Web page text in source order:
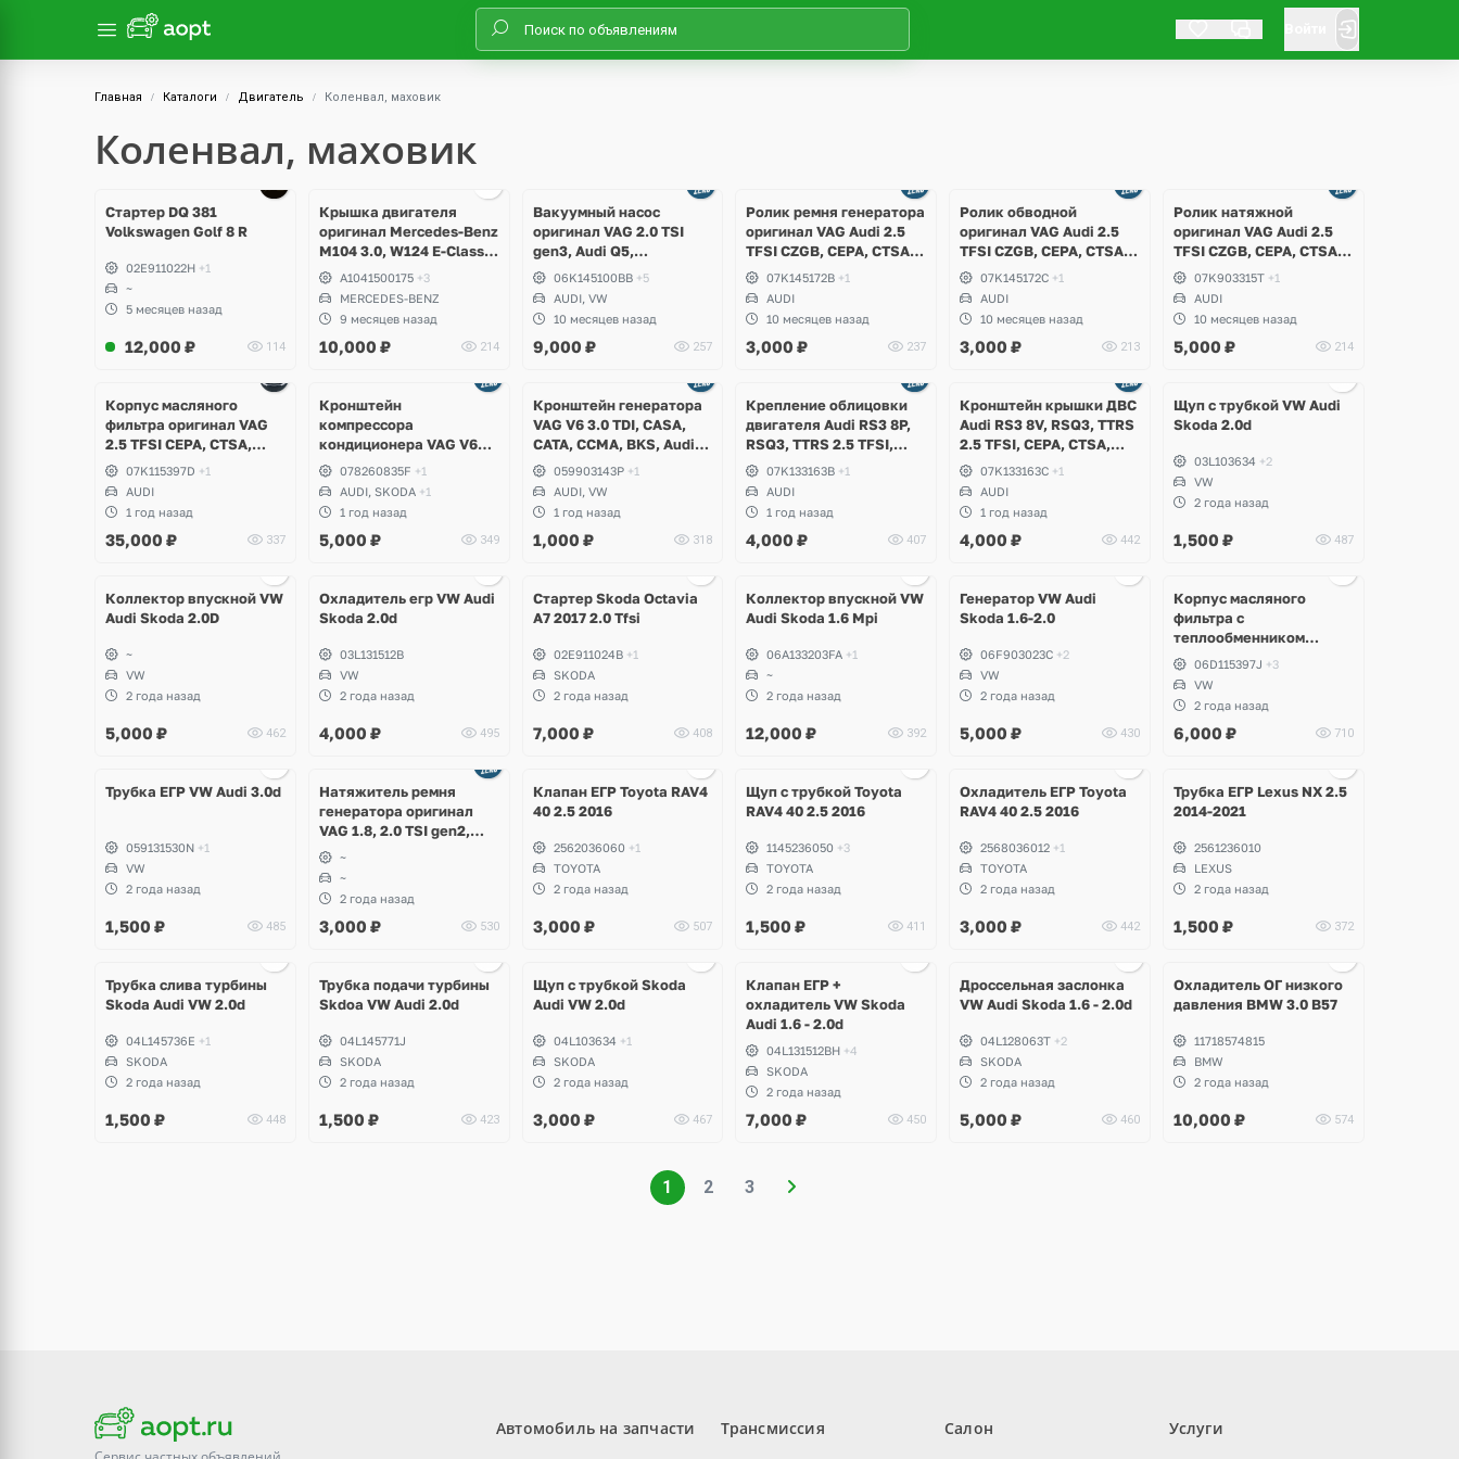
Главная Каталоги Двигатель Коленвал, маховик
Коленвал, маховик
Стартер DQ 381
Volkswagen Golf 8 R
02E911022H +1
~
5 месяцев назад
12,000 ₽ 114
Крышка двигателя
оригинал Mercedes-Benz
M104 3.0, W124 E-Class,
W129 SL
A1041500175 +3
MERCEDES-BENZ
9 месяцев назад
10,000 ₽ 214
Вакуумный насос
оригинал VAG 2.0 TSI
gen3, Audi Q5,
Volkswagen Tiguan
Allspace, Passat B8,
Jetta, Golf 7, Beetle
06K145100BB +5
AUDI, VW
10 месяцев назад
9,000 ₽ 257
Ролик ремня генератора
оригинал VAG Audi 2.5
TFSI CZGB, CEPA, CTSA,
CZGA, RS3 8P, 8V, RSQ3
8U, TTRS 8J
07K145172B +1
AUDI
10 месяцев назад
3,000 ₽ 237
Ролик обводной
оригинал VAG Audi 2.5
TFSI CZGB, CEPA, CTSA,
CZGA, RS3 8P, 8V, RSQ3
8U, TTRS 8J
07K145172C +1
AUDI
10 месяцев назад
3,000 ₽ 213
Ролик натяжной
оригинал VAG Audi 2.5
TFSI CZGB, CEPA, CTSA,
CZGA, RS3 8P, 8V, RSQ3
8U, TTRS 8J
07K903315T +1
AUDI
10 месяцев назад
5,000 ₽ 214
Корпус масляного
фильтра оригинал VAG
2.5 TFSI CEPA, CTSA,
CZGB, CZGA, CEPB, RS3,
RSQ3, TTRS
07K115397D +1
AUDI
1 год назад
35,000 ₽ 337
Кронштейн
компрессора
кондиционера VAG V6
2.7, 2.8, Audi A4, S4, RS4
B5, Volkswagen Passat
B5+, Skoda Superb
078260835F +1
AUDI, SKODA +1
1 год назад
5,000 ₽ 349
Кронштейн генератора
VAG V6 3.0 TDI, CASA,
CATA, CCMA, BKS, Audi
Q7, Volkswagen Touareg
GP, NF
059903143P +1
AUDI, VW
1 год назад
1,000 ₽ 318
Крепление облицовки
двигателя Audi RS3 8P,
RSQ3, TTRS 2.5 TFSI,
CEPA, CTSA, CZGA, CEPB
07K133163B +1
AUDI
1 год назад
4,000 ₽ 407
Кронштейн крышки ДВС
Audi RS3 8V, RSQ3, TTRS
2.5 TFSI, CEPA, CTSA,
CZGB, CEPB, CZGA
07K133163C +1
AUDI
1 год назад
4,000 ₽ 442
Щуп с трубкой VW Audi
Skoda 2.0d
03L103634 +2
VW
2 года назад
1,500 ₽ 487
Коллектор впускной VW
Audi Skoda 2.0D
~
VW
2 года назад
5,000 ₽ 462
Охладитель егр VW Audi
Skoda 2.0d
03L131512B
VW
2 года назад
4,000 ₽ 495
Стартер Skoda Octavia
A7 2017 2.0 Tfsi
02E911024B +1
SKODA
2 года назад
7,000 ₽ 408
Коллектор впускной VW
Audi Skoda 1.6 Mpi
06A133203FA +1
~
2 года назад
12,000 ₽ 392
Генератор VW Audi
Skoda 1.6-2.0
06F903023C +2
VW
2 года назад
5,000 ₽ 430
Корпус масляного
фильтра с
теплообменником
оригинал VAG 2.0 FSI
BVY
06D115397J +3
VW
2 года назад
6,000 ₽ 710
Трубка ЕГР VW Audi 3.0d
059131530N +1
VW
2 года назад
1,500 ₽ 485
Натяжитель ремня
генератора оригинал
VAG 1.8, 2.0 TSI gen2,
BZB, CDA, CAW, CCZ
~
~
2 года назад
3,000 ₽ 530
Клапан ЕГР Toyota RAV4
40 2.5 2016
2562036060 +1
TOYOTA
2 года назад
3,000 ₽ 507
Щуп с трубкой Toyota
RAV4 40 2.5 2016
1145236050 +3
TOYOTA
2 года назад
1,500 ₽ 411
Охладитель ЕГР Toyota
RAV4 40 2.5 2016
2568036012 +1
TOYOTA
2 года назад
3,000 ₽ 442
Трубка ЕГР Lexus NX 2.5
2014-2021
2561236010
LEXUS
2 года назад
1,500 ₽ 372
Трубка слива турбины
Skoda Audi VW 2.0d
04L145736E +1
SKODA
2 года назад
1,500 ₽ 448
Трубка подачи турбины
Skdoa VW Audi 2.0d
04L145771J
SKODA
2 года назад
1,500 ₽ 423
Щуп с трубкой Skoda
Audi VW 2.0d
04L103634 +1
SKODA
2 года назад
3,000 ₽ 467
Клапан ЕГР +
охладитель VW Skoda
Audi 1.6 - 2.0d
04L131512BH +4
SKODA
2 года назад
7,000 ₽ 450
Дроссельная заслонка
VW Audi Skoda 1.6 - 2.0d
04L128063T +2
SKODA
2 года назад
5,000 ₽ 460
Охладитель ОГ низкого
давления BMW 3.0 B57
11718574815
BMW
2 года назад
10,000 ₽ 574
1 2 3
Автомобиль на запчасти Трансмиссия Салон Услуги